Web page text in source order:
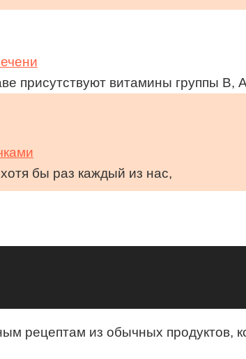
присутствуют витамины группы В,
бы раз каждый из нас,
рецептам из обычных продуктов,